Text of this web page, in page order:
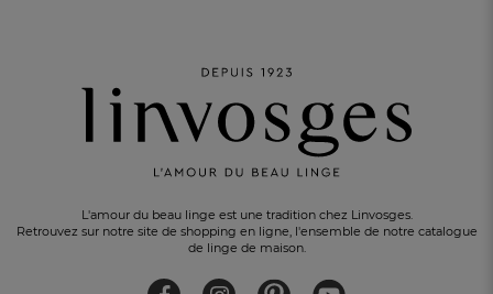
L'amour du beau linge est une tradition chez Linvosges.
Retrouvez sur notre site de shopping en ligne, l'ensemble de notre catalogue
de linge de maison.